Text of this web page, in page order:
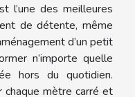
l’une des meilleures
de détente, même
d’un petit
n’importe quelle
hors du quotidien.
chaque mètre carré et